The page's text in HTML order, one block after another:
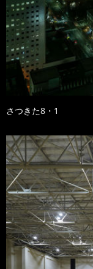
さつきた8・1